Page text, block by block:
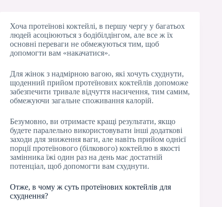
Хоча протеїнові коктейлі, в першу чергу у багатьох
людей асоціюються з бодібілдінгом, але все ж їх
основні переваги не обмежуються тим, щоб
допомогти вам «накачатися».
Для жінок з надмірною вагою, які хочуть схуднути,
щоденний прийом протеїнових коктейлів допоможе
забезпечити тривале відчуття насичення, тим самим,
обмежуючи загальне споживання калорій.
Безумовно, ви отримаєте кращі результати, якщо
будете паралельно використовувати інші додаткові
заходи для зниження ваги, але навіть прийом однієї
порції протеїнового (білкового) коктейлю в якості
замінника їжі один раз на день має достатній
потенціал, щоб допомогти вам схуднути.
Отже, в чому ж суть протеїнових коктейлів для
схуднення?